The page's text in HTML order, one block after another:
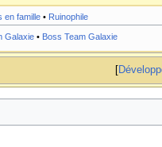
en famille • Ruinophile
Galaxie• Boss Team Galaxie